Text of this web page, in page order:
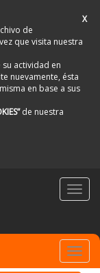
X
de
que visita nuestra
actividad en
nuevamente, ésta
en base a sus
de nuestra